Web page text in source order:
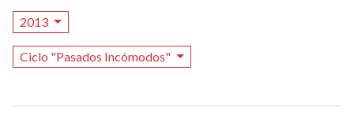
2013
Ciclo "Pasados Incómodos"